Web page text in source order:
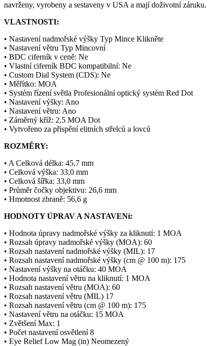
navrženy, vyrobeny a sestaveny v USA a mají doživotní záruku.
VLASTNOSTI:
• Nastavení nadmořské výšky Typ Mince Klikněte
• Nastavení větru Typ Mincovní
• BDC ciferník v ceně: Ne
• Vlastní ciferník BDC kompatibilní: Ne
• Custom Dial System (CDS): Ne
• Měřítko: MOA
• Systém řízení světla Profesionální optický systém Red Dot
• Nastavení výšky: Ano
• Nastavení větru: Ano
• Záměrný kříž: 2,5 MOA Dot
• Vytvořeno za přispění elitních střelců a lovců
ROZMĚRY:
• A Celková délka: 45,7 mm
• Celková výška: 33,0 mm
• Celková šířka: 33,0 mm
• Průměr čočky objektivu: 26,6 mm
• Hmotnost zbraně: 56,6 g
HODNOTY ÚPRAV A NASTAVENí:
• Hodnota úpravy nadmořské výšky za kliknutí: 1 MOA
• Rozsah úpravy nadmořské výšky (MOA): 60
• Rozsah nastavení nadmořské výšky (MIL): 17
• Rozsah nastavení nadmořské výšky (cm @ 100 m): 175
• Nastavení výšky na otáčku: 40 MOA
• Hodnota nastavení větru na kliknutí: 1 MOA
• Rozsah nastavení větru (MOA): 60
• Rozsah nastavení větru (MIL) 17
• Rozsah nastavení větru (cm @ 100 m): 175
• Nastavení větru na otáčku: 15 MOA
• Zvětšení Max: 1
• Počet nastavení osvětlení 8
• Eye Relief Low Mag (in) Neomezený